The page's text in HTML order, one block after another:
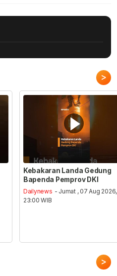
>
Kebakaran Landa Gedung
Bapenda Pemprov DKI
Dailynews - Jumat , 07 Aug 2026,
23:00 WIB
>